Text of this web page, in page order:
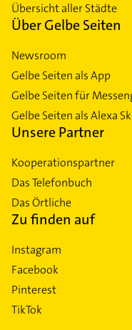
Übersicht aller Städte
Über Gelbe Seiten
Newsroom
Gelbe Seiten als App
Gelbe Seiten für
Gelbe Seiten als Alexa
Unsere Partner
Kooperationspartner
Das Telefonbuch
Das Örtliche
Zu finden auf
Instagram
Facebook
Pinterest
TikTok